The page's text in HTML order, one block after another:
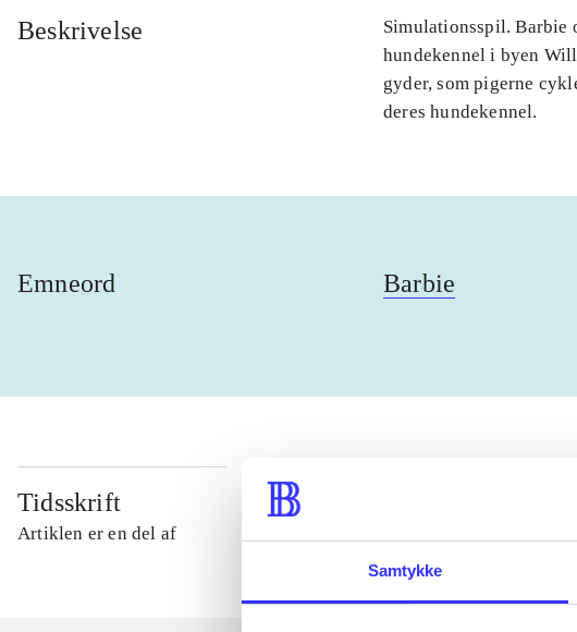
Samtykke
Beskrivelse
Simulationsspil. Barbie
hundekennel i byen
gyder, som pigerne
deres hundekennel.
Emneord Barbie
Tidsskrift
Artiklen er en del af